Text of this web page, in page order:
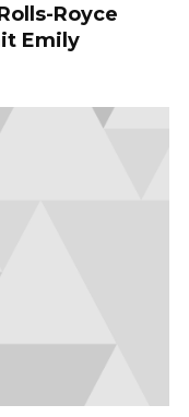
Royce
Emily